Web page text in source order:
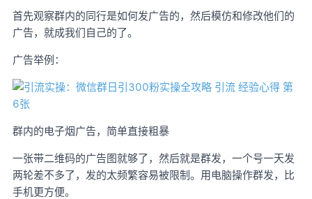
首先观察群内的同行是如何发广告的，然后模仿和修改他们的
广告，就成我们自己的了。
广告举例：
群内的电子烟广告，简单直接粗暴
一张带二维码的广告图就够了，然后就是群发，一个号一天发
两轮差不多了，发的太频繁容易被限制。用电脑操作群发，比
手机更方便。